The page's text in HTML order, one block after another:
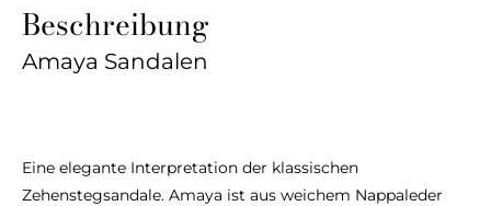
Beschreibung
Amaya Sandalen
Eine elegante Interpretation der klassischen
Zehenstegsandale. Amaya ist aus weichem Nappaleder